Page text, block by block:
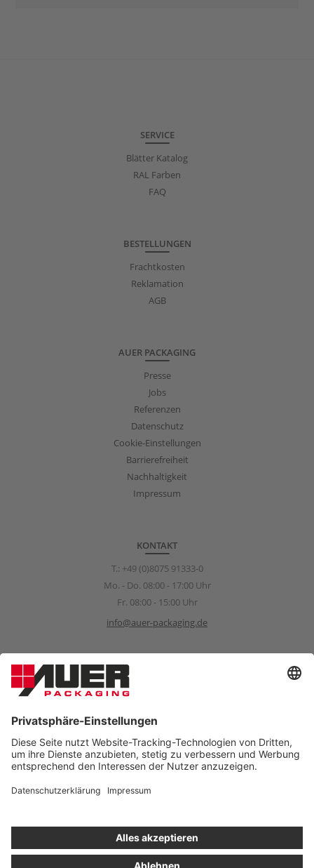
SERVICE
Blätter Katalog
RAL Farben
FAQ
BESTELLUNGEN
Frachtkosten
Reklamation
AGB
AUER PACKAGING
Presse
Jobs
Referenzen
Datenschutz
Cookie-Einstellungen
Barrierefreiheit
Nachhaltigkeit
Impressum
KONTAKT
T.: +49 (0)8075 91333-0
Mo. - Do. 08:00 - 17:00 Uhr
Fr. 08:00 - 15:00 Uhr
info@auer-packaging.de
Sponsoring Anfragen
sponsoring@auer-packaging.com
Sie kaufen momentan als Geschäftskunde ein. Im Privatkunden-
Shop verstehen sich alle Preise inkl. MwSt. und es gilt das